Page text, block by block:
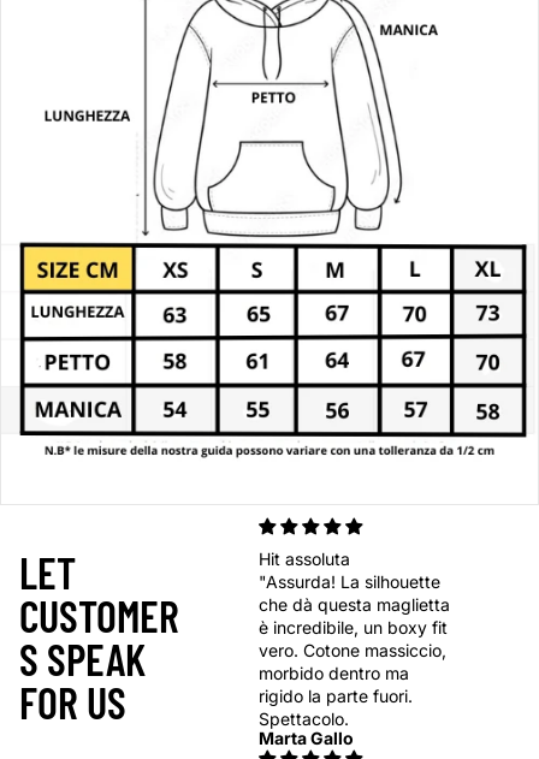
LET
CUSTOMER
S SPEAK
FOR US
Hit assoluta
"Assurda! La silhouette
che dà questa maglietta
è incredibile, un boxy fit
vero. Cotone massiccio,
morbido dentro ma
rigido la parte fuori.
Spettacolo.
Marta Gallo